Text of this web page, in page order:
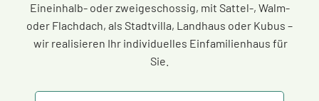
Eineinhalb- oder zweigeschossig, mit Sattel-, Walm-
oder Flachdach, als Stadtvilla, Landhaus oder Kubus –
wir realisieren Ihr individuelles Einfamilienhaus für
Sie.